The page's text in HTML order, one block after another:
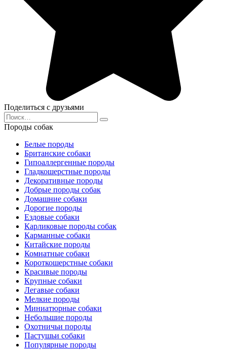
Поделиться с друзьями
Search
for:
Породы собак
Белые породы
Британские собаки
Гипоаллергенные породы
Гладкошерстные породы
Декоративные породы
Добрые породы собак
Домашние собаки
Дорогие породы
Ездовые собаки
Карликовые породы собак
Карманные собаки
Китайские породы
Комнатные собаки
Короткошерстные собаки
Красивые породы
Крупные собаки
Легавые собаки
Мелкие породы
Миниатюрные собаки
Небольшие породы
Охотничьи породы
Пастушьи собаки
Популярные породы